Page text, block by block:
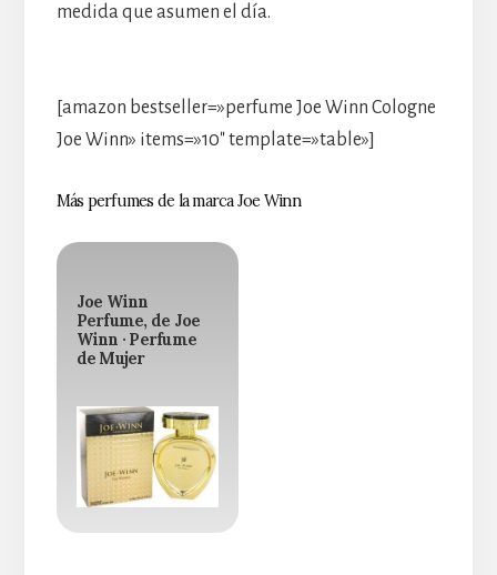
medida que asumen el día.
[amazon bestseller=»perfume Joe Winn Cologne
Joe Winn» items=»10″ template=»table»]
Más perfumes de la marca Joe Winn
Joe Winn
Perfume, de Joe
Winn · Perfume
de Mujer